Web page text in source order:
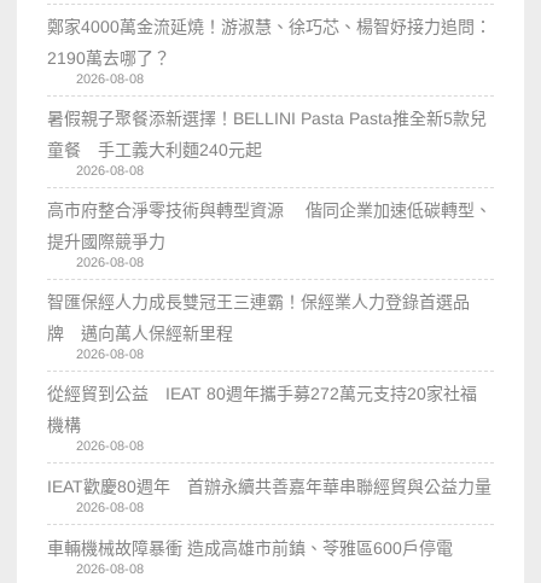
鄭家4000萬金流延燒！游淑慧、徐巧芯、楊智妤接力追問：
2190萬去哪了？
2026-08-08
暑假親子聚餐添新選擇！BELLINI Pasta Pasta推全新5款兒
童餐 手工義大利麵240元起
2026-08-08
高市府整合淨零技術與轉型資源 偕同企業加速低碳轉型、
提升國際競爭力
2026-08-08
智匯保經人力成長雙冠王三連霸！保經業人力登錄首選品
牌 邁向萬人保經新里程
2026-08-08
從經貿到公益 IEAT 80週年攜手募272萬元支持20家社福
機構
2026-08-08
IEAT歡慶80週年 首辦永續共善嘉年華串聯經貿與公益力量
2026-08-08
車輛機械故障暴衝 造成高雄市前鎮、苓雅區600戶停電
2026-08-08